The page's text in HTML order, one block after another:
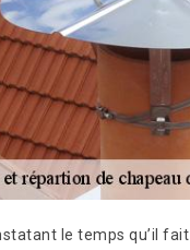
le temps qu’il